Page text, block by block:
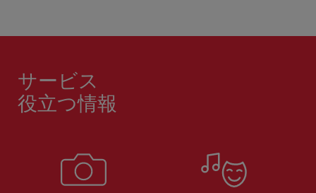
サービス
役立つ情報